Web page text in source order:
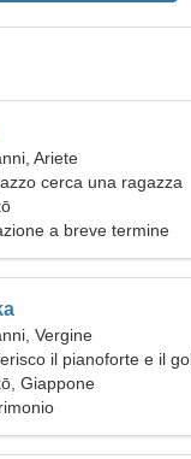
Ariete
cerca una ragazza
a breve termine
Vergine
il pianoforte e il
Giappone